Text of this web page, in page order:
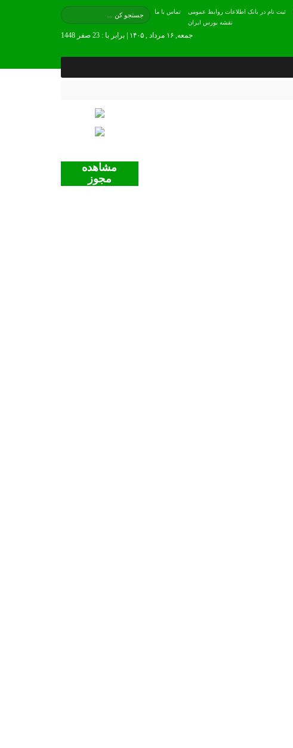
تماس با ما
ثبت نام در بانک اطلاعات روابط عمومی
نقشه بورس ایران
جمعه, ۱۶ مرداد , ۱۴۰۵ | برابر با : 23 صفر 1448
مشاهده
مجوز